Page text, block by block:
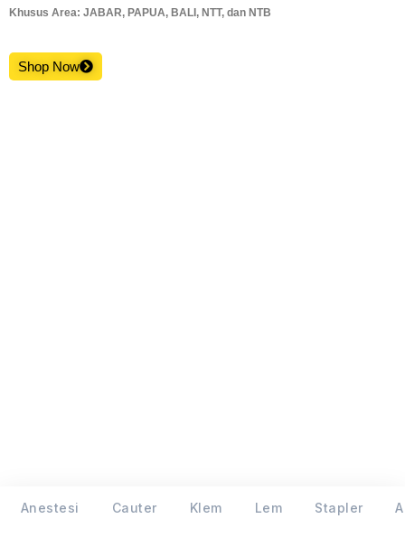
Khusus Area: JABAR, PAPUA, BALI, NTT, dan NTB
Shop Now
Anestesi Cauter Klem Lem Stapler